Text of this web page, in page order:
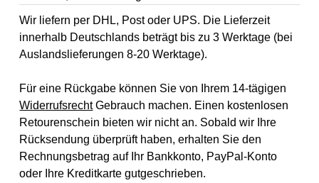
Wir liefern per DHL, Post oder UPS. Die Lieferzeit
innerhalb Deutschlands beträgt bis zu 3 Werktage (bei
Auslandslieferungen 8-20 Werktage).
Für eine Rückgabe können Sie von Ihrem 14-tägigen
WiderrufsrechtGebrauch machen. Einen kostenlosen
Retourenschein bieten wir nicht an. Sobald wir Ihre
Rücksendung überprüft haben, erhalten Sie den
Rechnungsbetrag auf Ihr Bankkonto, PayPal-Konto
oder Ihre Kreditkarte gutgeschrieben.